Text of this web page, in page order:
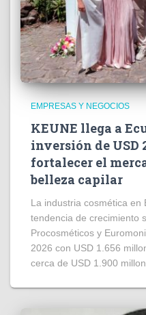
EMPRESAS Y NEGOCIOS
KEUNE llega a
inversión de USD
fortalecer el
belleza capilar
La industria cosmética en
tendencia de crecimiento
Procosméticos y
2026 con USD 1.656
cerca de USD 1.900